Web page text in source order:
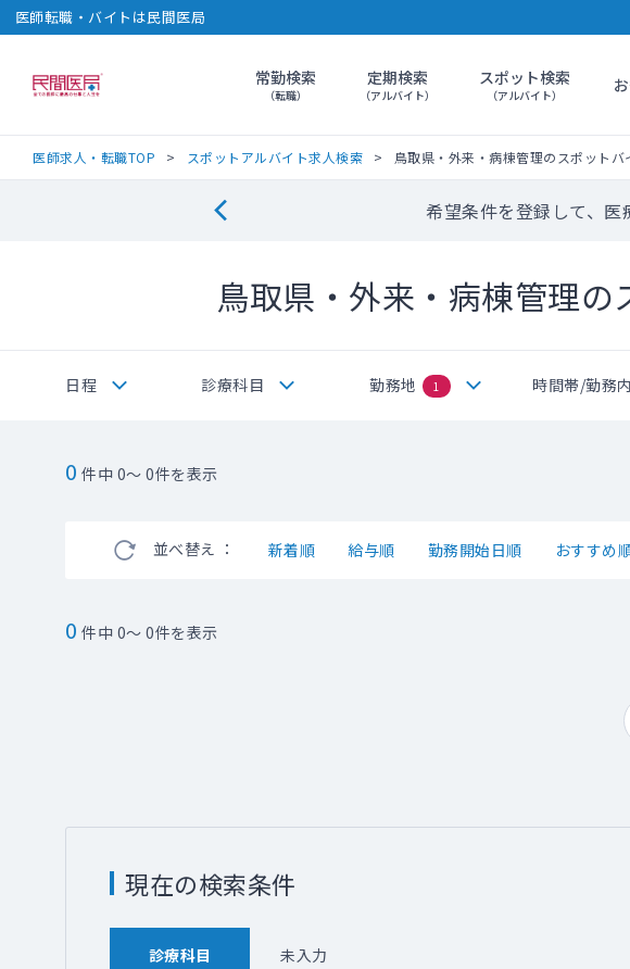
医師転職・バイトは民間医局
民間医局常勤検索
（転職）
定期検索
（アルバイト）
スポット検索
（アルバイト）
医師求人・転職TOP スポットアルバイト求人検索 鳥取県・外来・病棟管理のスポット
希望条件を登録して、
鳥取県・外来・病棟管理
日程 診療科目 勤務地 1 時間帯/勤務
0 件中 0～ 0件を表示
並べ替え ： 新着順 給与順 勤務開始日順 おすすめ
0 件中 0～ 0件を表示
現在の検索条件
診療科目 未入力